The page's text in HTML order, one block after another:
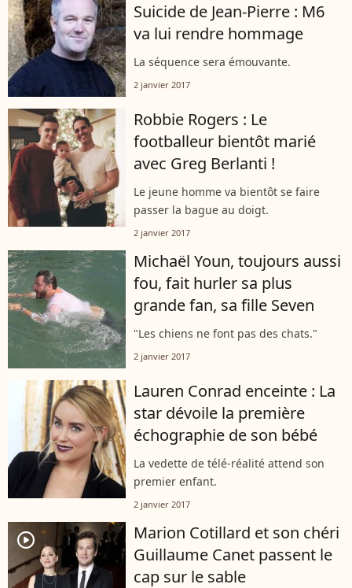
Suicide de Jean-Pierre : M6
va lui rendre hommage
La séquence sera émouvante.
2 janvier 2017
Robbie Rogers : Le
footballeur bientôt marié
avec Greg Berlanti !
Le jeune homme va bientôt se faire
passer la bague au doigt.
2 janvier 2017
Michaël Youn, toujours aussi
fou, fait hurler sa plus
grande fan, sa fille Seven
"Les chiens ne font pas des chats."
2 janvier 2017
Lauren Conrad enceinte : La
star dévoile la première
échographie de son bébé
La vedette de télé-réalité attend son
premier enfant.
2 janvier 2017
player2
Marion Cotillard et son chéri
Guillaume Canet passent le
cap sur le sable